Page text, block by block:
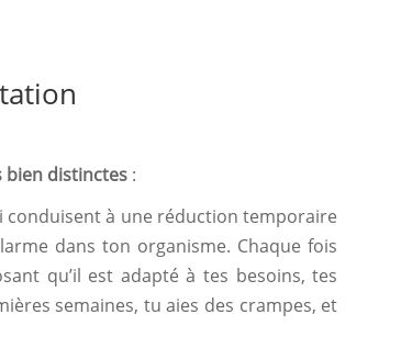
bien distinctes:
conduisent à une réduction temporaire
dans ton organisme. Chaque fois
qu’il est adapté à tes besoins, tes
semaines, tu aies des crampes, et